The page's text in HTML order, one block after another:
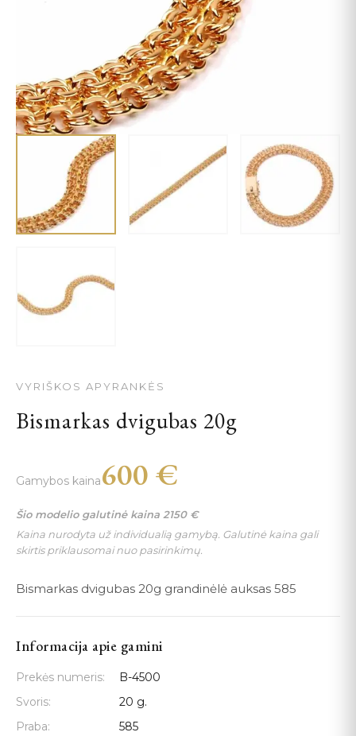
VYRIŠKOS APYRANKĖS
Bismarkas dvigubas 20g
Gamybos kaina600 €
Šio modelio galutinė kaina 2150 €
Kaina nurodyta už individualią gamybą. Galutinė kaina gali
skirtis priklausomai nuo pasirinkimų.
Bismarkas dvigubas 20g grandinėlė auksas 585
Informacija apie gamini
Prekės numeris:
B-4500
Svoris:
20 g.
Praba:
585